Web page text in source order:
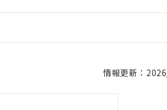
情報更新：